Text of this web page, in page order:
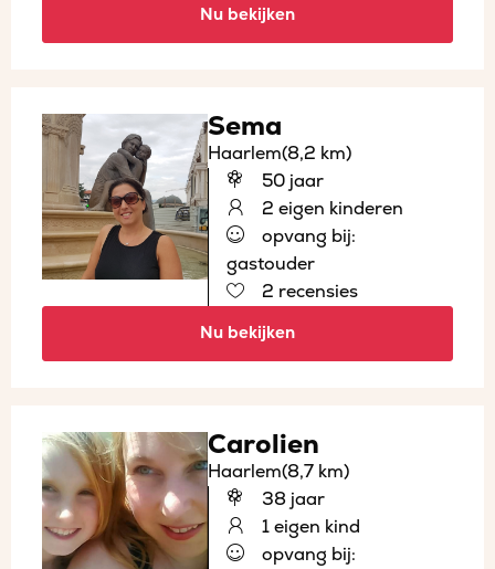
Nu bekijken
Sema
Haarlem(8,2 km)
50 jaar
2 eigen kinderen
opvang bij:
gastouder
2 recensies
Nu bekijken
Carolien
Haarlem(8,7 km)
38 jaar
1 eigen kind
opvang bij: